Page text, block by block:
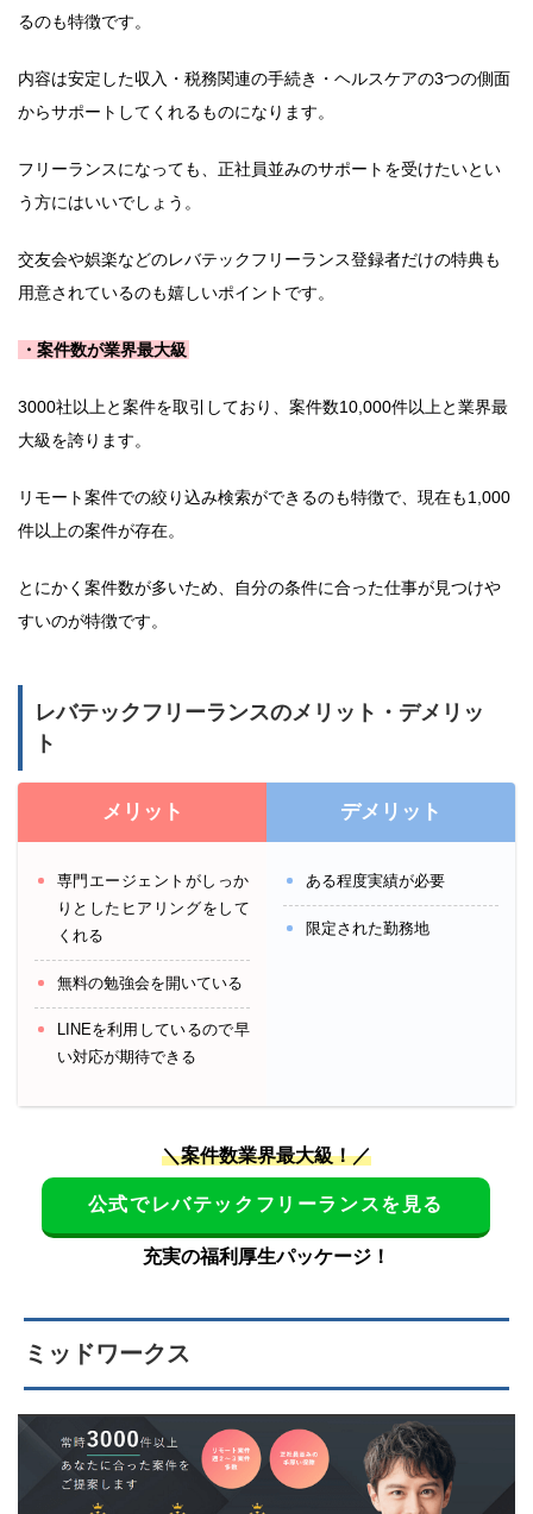
るのも特徴です。
内容は安定した収入・税務関連の手続き・ヘルスケアの3つの側面
からサポートしてくれるものになります。
フリーランスになっても、正社員並みのサポートを受けたいとい
う方にはいいでしょう。
交友会や娯楽などのレバテックフリーランス登録者だけの特典も
用意されているのも嬉しいポイントです。
・案件数が業界最大級
3000社以上と案件を取引しており、案件数10,000件以上と業界最
大級を誇ります。
リモート案件での絞り込み検索ができるのも特徴で、現在も1,000
件以上の案件が存在。
とにかく案件数が多いため、自分の条件に合った仕事が見つけや
すいのが特徴です。
レバテックフリーランスのメリット・デメリッ
ト
メリット
専門エージェントがしっか
りとしたヒアリングをして
くれる
無料の勉強会を開いている
LINEを利用しているので早
い対応が期待できる
デメリット
ある程度実績が必要
限定された勤務地
＼案件数業界最大級！／
公式でレバテックフリーランスを見る
充実の福利厚生パッケージ！
ミッドワークス